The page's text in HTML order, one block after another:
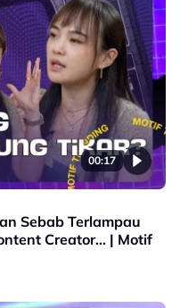
00:17
Sebab Terlampau
Creator… | Motif